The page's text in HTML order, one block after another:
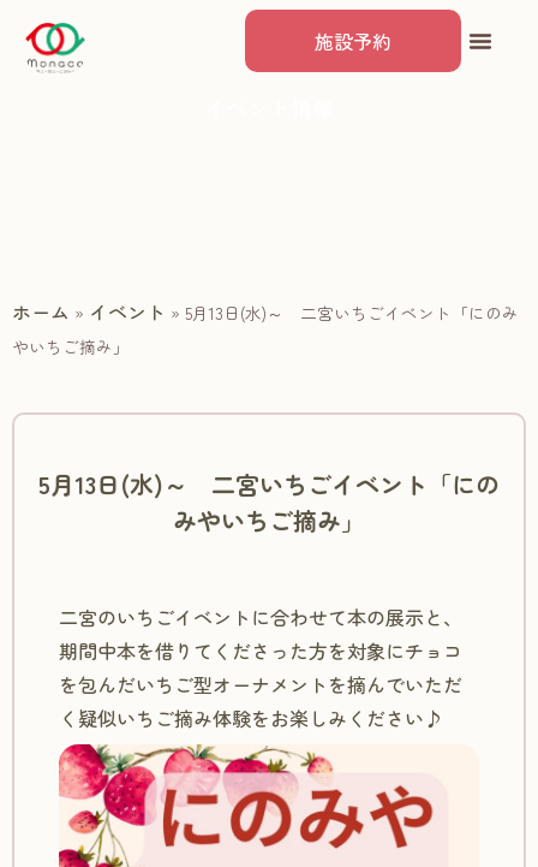
施設予約
ホーム » イベント » 5月13日(水)～ 二宮いちごイベント「にのみ
やいちご摘み」
5月13日(水)～ 二宮いちごイベント「にの
みやいちご摘み」
二宮のいちごイベントに合わせて本の展示と、
期間中本を借りてくださった方を対象にチョコ
を包んだいちご型オーナメントを摘んでいただ
く疑似いちご摘み体験をお楽しみください♪